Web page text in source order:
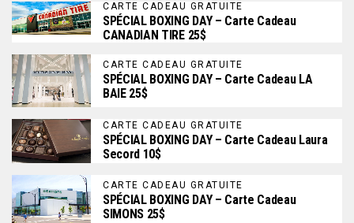
CARTE CADEAU GRATUITE
SPÉCIAL BOXING DAY – Carte Cadeau
CANADIAN TIRE 25$
CARTE CADEAU GRATUITE
SPÉCIAL BOXING DAY – Carte Cadeau LA
BAIE 25$
CARTE CADEAU GRATUITE
SPÉCIAL BOXING DAY – Carte Cadeau Laura
Secord 10$
CARTE CADEAU GRATUITE
SPÉCIAL BOXING DAY – Carte Cadeau
SIMONS 25$